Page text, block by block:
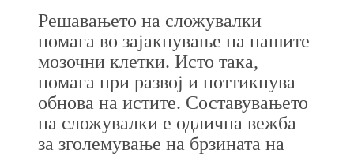
Решавањето на сложувалки
помага во зајакнување на нашите
мозочни клетки. Исто така,
помага при развој и поттикнува
обнова на истите. Составувањето
на сложувалки е одлична вежба
за зголемување на брзината на